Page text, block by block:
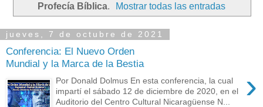
Profecía Bíblica. Mostrar todas las entradas
jueves, 7 de octubre de 2021
Conferencia: El Nuevo Orden
Mundial y la Marca de la Bestia
›
Por Donald Dolmus En esta conferencia, la cual
impartí el sábado 12 de diciembre de 2020, en el
Auditorio del Centro Cultural Nicaragüense N...